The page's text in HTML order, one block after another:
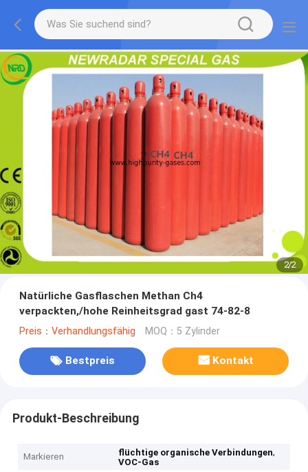
2/2
Natürliche Gasflaschen Methan Ch4
verpackten,/hohe Reinheitsgrad gast 74-82-8
Preis：Verhandlungsfähig MOQ：5 Zylinder
Bestpreis Kontakt
Produkt-Beschreibung
Markieren flüchtige organische Verbindungen,
VOC-Gas